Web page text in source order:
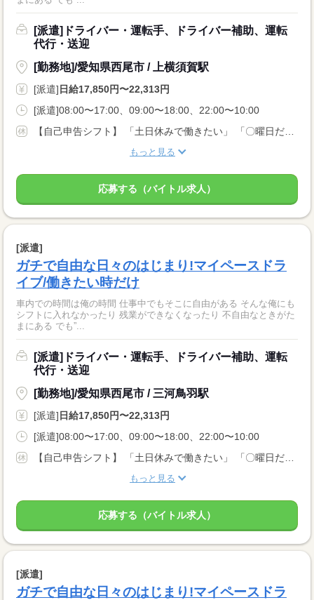
[派遣]ドライバー・運転手、ドライバー補助、運転
代行・送迎
[勤務地]/愛知県西尾市 / 上横須賀駅
[派遣] 日給17,850円〜22,313円
[派遣]08:00〜17:00、09:00〜18:00、22:00〜10:00
【自己申告シフト】 「土日休みで働きたい」 「〇曜日だけ働きたい」 働きたい日は事前に選べます。 お休み希望の曜日・時間についても 面談の際に教えてくださいね。 ※こちらは中型以上のお仕事の例です
もっと見る
応募する（バイトル求人）
[派遣]
ガチで自由な日々のはじまり!マイペースドラ
イブ/働きたい時だけ
車内での時間は俺の時間 仕事中でもそこに自由がある そんな俺にも
シフトに入れなかったり 残業ができなくなったり 不自由なときがた
まにある でも”...
[派遣]ドライバー・運転手、ドライバー補助、運転
代行・送迎
[勤務地]/愛知県西尾市 / 三河鳥羽駅
[派遣] 日給17,850円〜22,313円
[派遣]08:00〜17:00、09:00〜18:00、22:00〜10:00
【自己申告シフト】 「土日休みで働きたい」 「〇曜日だけ働きたい」 働きたい日は事前に選べます。 お休み希望の曜日・時間についても 面談の際に教えてくださいね。 ※こちらは中型以上のお仕事の例です
もっと見る
応募する（バイトル求人）
[派遣]
ガチで自由な日々のはじまり!マイペースドラ